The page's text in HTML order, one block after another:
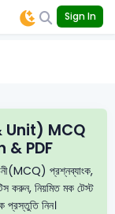
Sign In
Unit) MCQ
& PDF
প্রশ্নব্যাংক,
করুন, নিয়মিত মক টেস্ট
প্রস্তুতি নিন।